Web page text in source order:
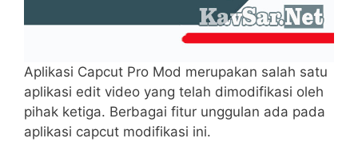
Aplikasi Capcut Pro Mod merupakan salah satu
aplikasi edit video yang telah dimodifikasi oleh
pihak ketiga. Berbagai fitur unggulan ada pada
aplikasi capcut modifikasi ini.